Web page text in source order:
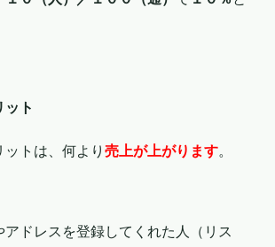
ト
トは、何より売上が上がります。
ドレスを登録してくれた人（リス